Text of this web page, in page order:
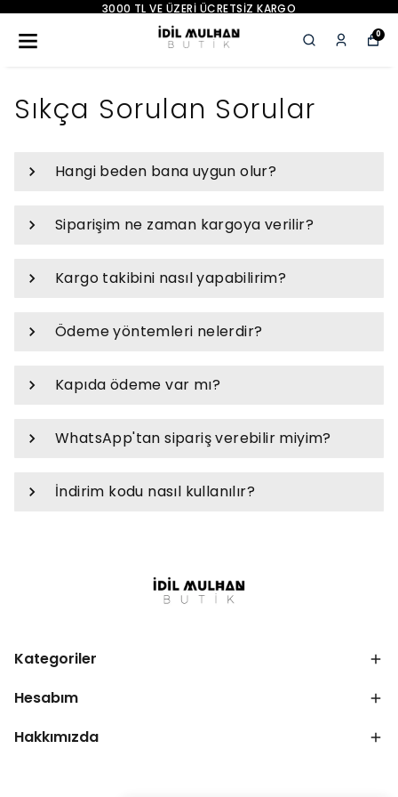
3000 TL VE ÜZERI ÜCRETSIZ KARGO
0
Sıkça Sorulan Sorular
Hangi beden bana uygun olur?
Siparişim ne zaman kargoya verilir?
Kargo takibini nasıl yapabilirim?
Ödeme yöntemleri nelerdir?
Kapıda ödeme var mı?
WhatsApp'tan sipariş verebilir miyim?
İndirim kodu nasıl kullanılır?
Kategoriler
Hesabım
Hakkımızda